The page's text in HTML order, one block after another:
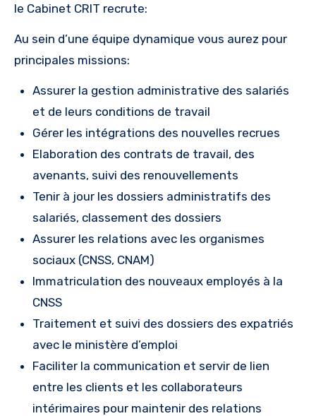
le Cabinet CRIT recrute:
Au sein d’une équipe dynamique vous aurez pour
principales missions:
Assurer la gestion administrative des salariés
et de leurs conditions de travail
Gérer les intégrations des nouvelles recrues
Elaboration des contrats de travail, des
avenants, suivi des renouvellements
Tenir à jour les dossiers administratifs des
salariés, classement des dossiers
Assurer les relations avec les organismes
sociaux (CNSS, CNAM)
Immatriculation des nouveaux employés à la
CNSS
Traitement et suivi des dossiers des expatriés
avec le ministère d’emploi
Faciliter la communication et servir de lien
entre les clients et les collaborateurs
intérimaires pour maintenir des relations